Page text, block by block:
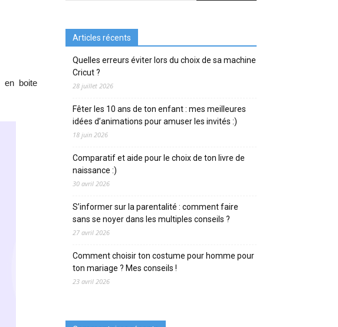
en boite
Articles récents
Quelles erreurs éviter lors du choix de sa machine
Cricut ?
28 juillet 2026
Fêter les 10 ans de ton enfant : mes meilleures
idées d’animations pour amuser les invités :)
18 juin 2026
Comparatif et aide pour le choix de ton livre de
naissance :)
30 avril 2026
S’informer sur la parentalité : comment faire
sans se noyer dans les multiples conseils ?
27 avril 2026
Comment choisir ton costume pour homme pour
ton mariage ? Mes conseils !
23 avril 2026